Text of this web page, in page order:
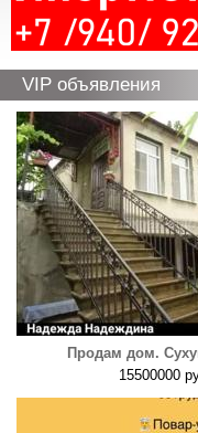
VIP объявления
Продам дом.
15500000